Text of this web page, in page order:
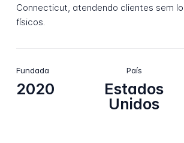
Connecticut, atendendo clientes sem
físicos.
Fundada
2020
País
Estados
Unidos